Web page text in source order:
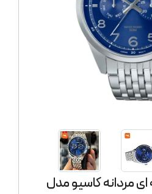
مردانه کاسیو مدل